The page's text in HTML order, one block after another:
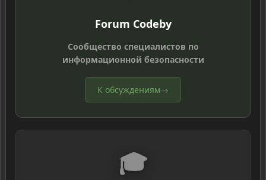
Forum Codeby
Сообщество специалистов по
информационной безопасности
К обсуждениям→
🎓